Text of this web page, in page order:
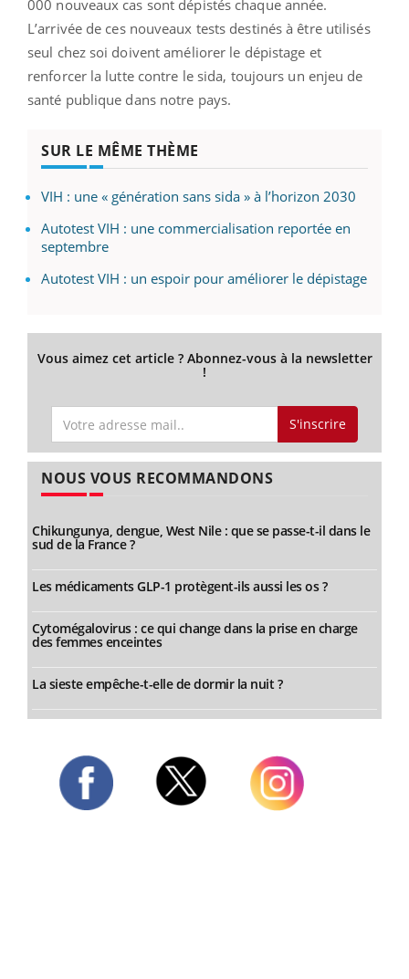
000 nouveaux cas sont dépistés chaque année.
L’arrivée de ces nouveaux tests destinés à être utilisés
seul chez soi doivent améliorer le dépistage et
renforcer la lutte contre le sida, toujours un enjeu de
santé publique dans notre pays.
SUR LE MÊME THÈME
VIH : une « génération sans sida » à l’horizon 2030
Autotest VIH : une commercialisation reportée en
septembre
Autotest VIH : un espoir pour améliorer le dépistage
Vous aimez cet article ? Abonnez-vous à la newsletter
!
S'inscrire
NOUS VOUS RECOMMANDONS
Chikungunya, dengue, West Nile : que se passe-t-il dans le
sud de la France ?
Les médicaments GLP-1 protègent-ils aussi les os ?
Cytomégalovirus : ce qui change dans la prise en charge
des femmes enceintes
La sieste empêche-t-elle de dormir la nuit ?